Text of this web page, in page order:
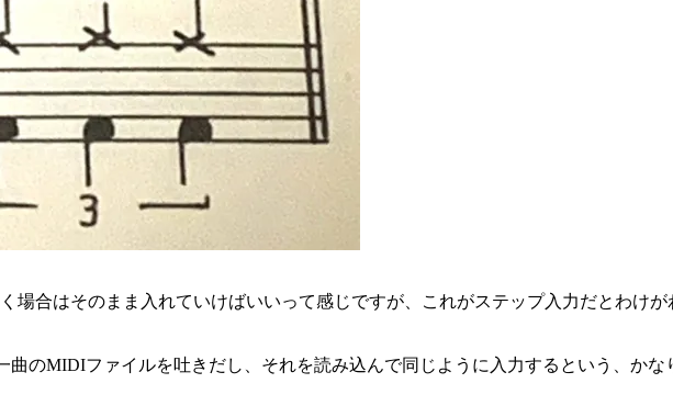
場合はそのまま入れていけばいいって感じですが、これがステップ入力だとわけ
曲のMIDIファイルを吐きだし、それを読み込んで同じように入力するという、かな